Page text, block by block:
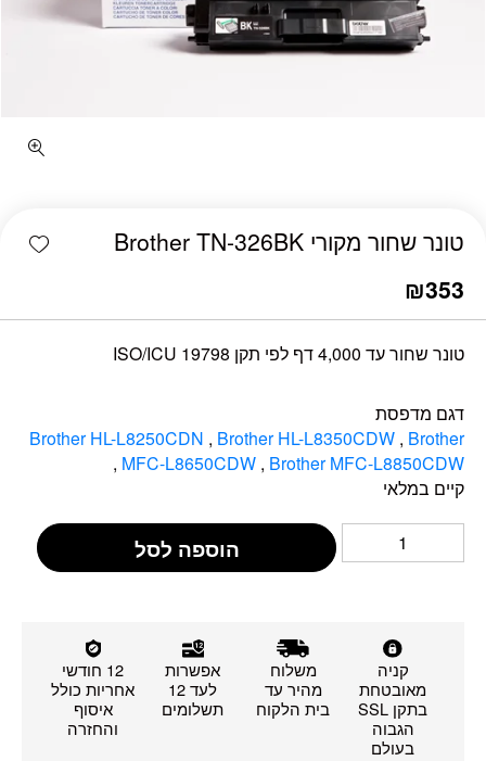
טונר שחור מקורי Brother TN-326BK
₪353
טונר שחור עד 4,000 דף לפי תקן 19798 ISO/ICU
דגם מדפסת
Brother HL-L8250CDN , Brother HL-L8350CDW , Brother
MFC-L8650CDW , Brother MFC-L8850CDW
,
קיים במלאי
הוספה לסל
קניה
מאובטחת
בתקן SSL
הגבוה
בעולם
משלוח
מהיר עד
בית הלקוח
אפשרות
לעד 12
תשלומים
12 חודשי
אחריות כולל
איסוף
והחזרה